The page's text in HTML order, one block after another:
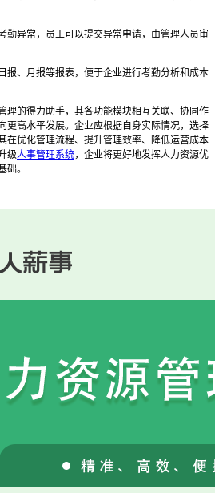
勤异常，员工可以提交异常申请，由管理人员审
报、月报等报表，便于企业进行考勤分析和成本
理的得力助手，其各功能模块相互关联、协同作
更高水平发展。企业应根据自身实际情况，选择
在优化管理流程、提升管理效率、降低运营成本
级人事管理系统，企业将更好地发挥人力资源优
础。